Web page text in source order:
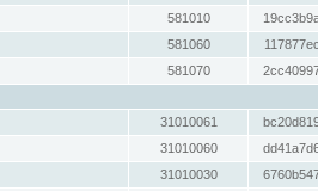
581010
581060
581070
31010061
31010060
31010030